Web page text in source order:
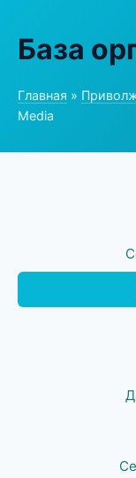
База
Главная »
Media